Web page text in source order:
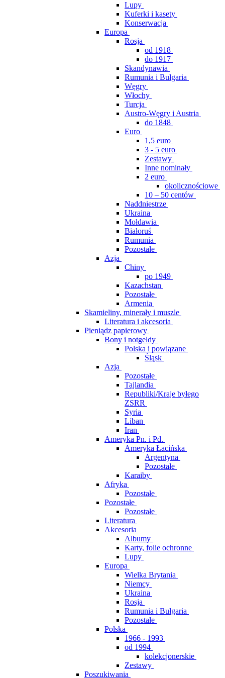
Lupy
Kuferki i kasety
Konserwacja
Europa
Rosja
od 1918
do 1917
Skandynawia
Rumunia i Bułgaria
Węgry
Włochy
Turcja
Austro-Węgry i Austria
do 1848
Euro
1,5 euro
3 - 5 euro
Zestawy
Inne nominały
2 euro
okolicznościowe
10 – 50 centów
Naddniestrze
Ukraina
Mołdawia
Białoruś
Rumunia
Pozostałe
Azja
Chiny
po 1949
Kazachstan
Pozostałe
Armenia
Skamieliny, minerały i muszle
Literatura i akcesoria
Pieniądz papierowy
Bony i notgeldy
Polska i powiązane
Śląsk
Azja
Pozostałe
Tajlandia
Republiki/Kraje byłego
ZSRR
Syria
Liban
Iran
Ameryka Pn. i Pd.
Ameryka Łacińska
Argentyna
Pozostałe
Karaiby
Afryka
Pozostałe
Pozostałe
Pozostałe
Literatura
Akcesoria
Albumy
Karty, folie ochronne
Lupy
Europa
Wielka Brytania
Niemcy
Ukraina
Rosja
Rumunia i Bułgaria
Pozostałe
Polska
1966 - 1993
od 1994
kolekcjonerskie
Zestawy
Poszukiwania